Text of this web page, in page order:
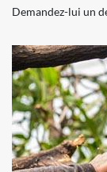
Demandez-lui un